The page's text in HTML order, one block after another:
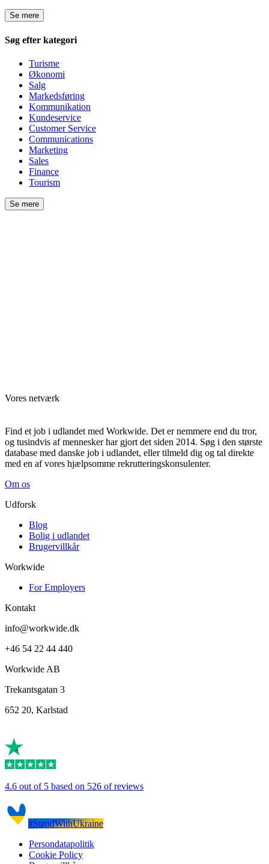
Se mere
Søg efter kategori
Turisme
Økonomi
Salg
Markedsføring
Kommunikation
Kundeservice
Customer Service
Communications
Marketing
Sales
Finance
Tourism
Se mere
Vores netværk
Find et job i udlandet med Workwide. Det er nemmere end du tror,
og tusindvis af mennesker har gjort det siden 2014. Søg i den største
database med danske job i udlandet, eller tilmeld dig og tal direkte
med en af vores hjælpsomme rekrutteringskonsulenter.
Om os
Udforsk
Blog
Bolig i udlandet
Brugervillkår
Workwide
For Employers
Kontakt
info@workwide.dk
+46 54 22 44 440
Workwide AB
Trekantsgatan 3
652 20, Karlstad
4.6 out of 5 based on 526 of reviews
#StandWithUkraine
Persondatapolitik
Cookie Policy